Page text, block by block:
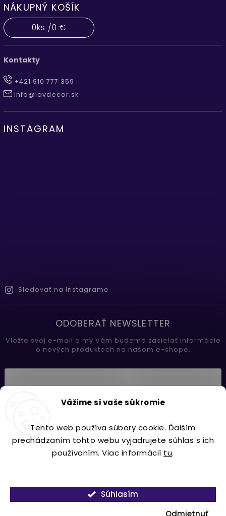
Vážime si vaše súkromie
Tento web používa súbory cookie. Ďalším
prechádzaním tohto webu vyjadrujete súhlas s ich
používaním. Viac informácií tu.
Odmietnuť
Súhlasím
NÁKUPNÝ KOŠÍK
0ks /0 €
Kontakty
+421 910 777 359
info@lavdecor.sk
INSTAGRAM
Sledovať na Instagrame
ODOBERAŤ NEWSLETTER
Vložte svoj e-mail a my Vám budeme zasielať informácie
o nových produktoch na našom e-shope.
Prihlásiť sa
Copyright 2026Lavdecor.sk. Všetky práva vyhradené.
VytvořilShoptet| DesignShoptak.cz.